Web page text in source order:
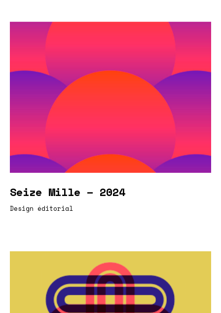
Seize Mille – 2024
Design éditorial